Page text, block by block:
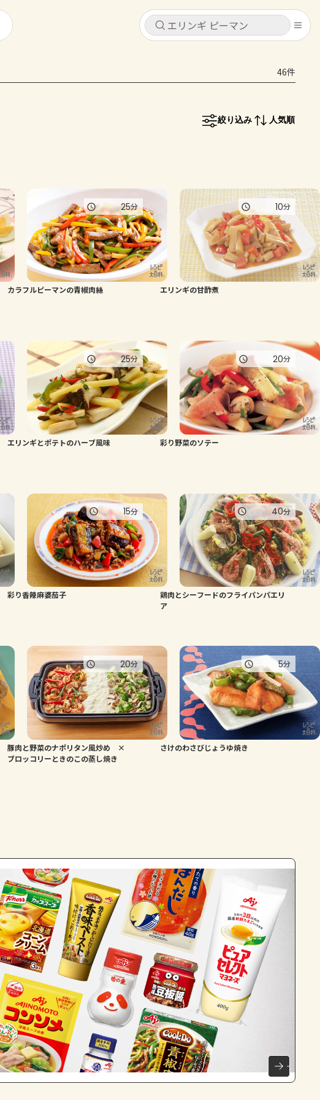
キャンセル
ログインするとレシピを保存できます
コンテンツ
レシピ
トーク
よくあるお問い合わせ
AJINOMOTO PARK とは
キャンセル
レシピ コンテンツ
46件
絞り込み 人気順
カラフルピーマンの青椒肉絲
25分
エリンギの甘酢煮
10分
エリンギとポテトのハーブ風味
25分
彩り野菜のソテー
20分
彩り香辣麻婆茄子
15分
鶏肉とシーフードのフライパンパエリ
ア
40分
豚肉と野菜のナポリタン風炒め ×
ブロッコリーときのこの蒸し焼き
20分
さけのわさびじょうゆ焼き
5分